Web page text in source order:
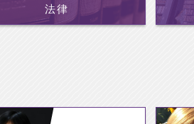
法律